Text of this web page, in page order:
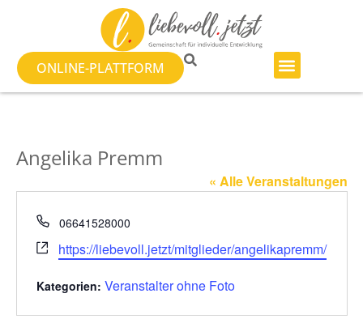
ONLINE-PLATTFORM
Angelika Premm
« Alle Veranstaltungen
Telefon
06641528000
Webseite
https://liebevoll.jetzt/mitglieder/angelikapremm/
Kategorien: Veranstalter ohne Foto